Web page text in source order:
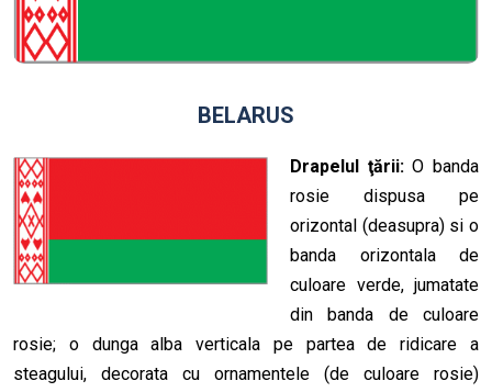
BELARUS
Drapelul ţării:O banda
rosie dispusa pe
orizontal (deasupra) si o
banda orizontala de
culoare verde, jumatate
din banda de culoare
rosie; o dunga alba verticala pe partea de ridicare a
steagului, decorata cu ornamentele (de culoare rosie)